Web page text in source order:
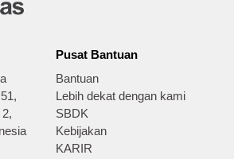
Pusat Bantuan
Bantuan
Lebih dekat dengan kami
SBDK
Kebijakan
KARIR